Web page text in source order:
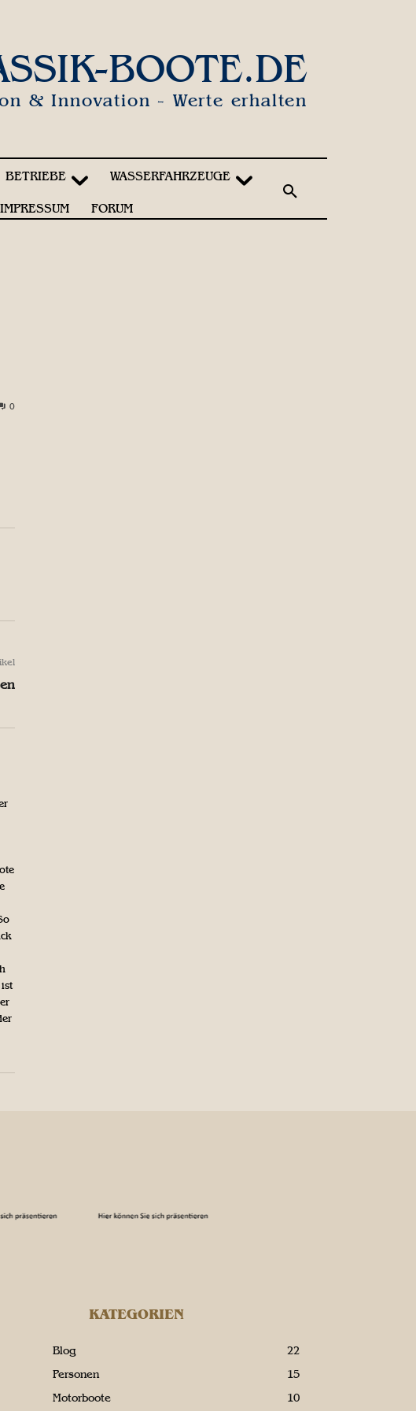
BOOTE.DE
& Innovation - Werte erhalten
BETRIEBE WASSERFAHRZEUGE
FORUM
0
KATEGORIEN
Blog
22
Personen
15
Motorboote
10